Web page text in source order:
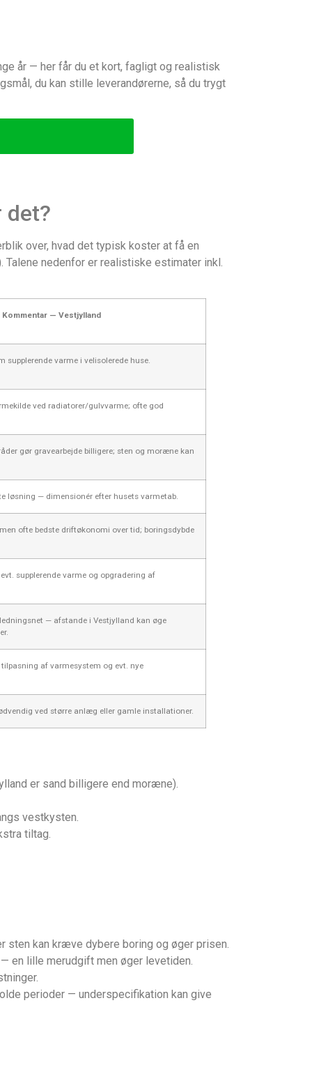
år — her får du et kort, fagligt og realistisk
du kan stille leverandørerne, så du trygt
det?
over, hvad det typisk koster at få en
nedenfor er realistiske estimater inkl.
Kommentar — Vestjylland
supplerende varme i velisolerede huse.
ved radiatorer/gulvvarme; ofte god
gør gravearbejde billigere; sten og moræne kan
løsning — dimensionér efter husets varmetab.
ofte bedste driftøkonomi over tid; boringsdybde
supplerende varme og opgradering af
— afstande i Vestjylland kan øge
af varmesystem og evt. nye
ved større anlæg eller gamle installationer.
er sand billigere end moræne).
vestkysten.
tiltag.
sten kan kræve dybere boring og øger prisen.
en lille merudgift men øger levetiden.
perioder — underspecifikation kan give